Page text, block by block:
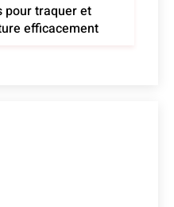
pour traquer et
efficacement